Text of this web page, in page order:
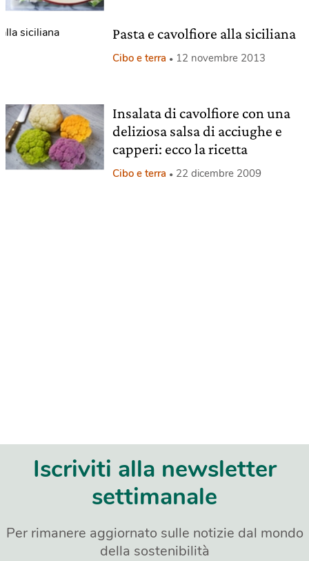
Pasta e cavolfiore alla siciliana
Cibo e terra 12 novembre 2013
Insalata di cavolfiore con una
deliziosa salsa di acciughe e
capperi: ecco la ricetta
Cibo e terra 22 dicembre 2009
Iscriviti alla newsletter
settimanale
Per rimanere aggiornato sulle notizie dal mondo
della sostenibilità